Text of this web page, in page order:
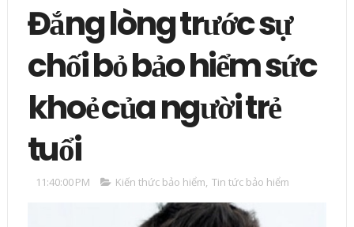
Đắng lòng trước sự
chối bỏ bảo hiểm sức
khoẻ của người trẻ
tuổi
11:40:00 PM Kiến thức bảo hiểm, Tin tức bảo hiểm